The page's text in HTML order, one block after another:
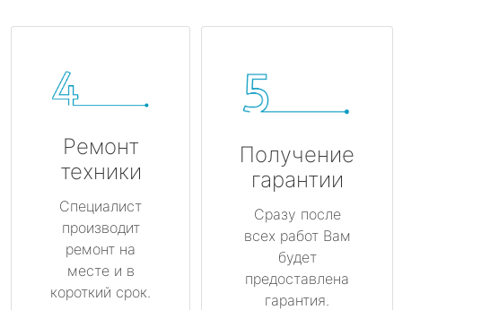
Ремонт
техники
Специалист
производит
ремонт на
месте и в
короткий срок.
Получение
гарантии
Сразу после
всех работ Вам
будет
предоставлена
гарантия.